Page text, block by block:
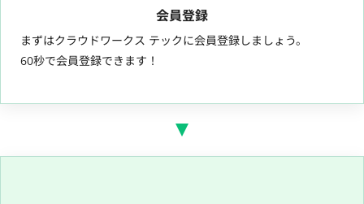
会員登録
まずはクラウドワークス テックに会員登録しましょう。
60秒で会員登録できます！